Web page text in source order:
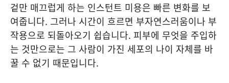
겉만 매끄럽게 하는 인스턴트 미용은 빠른 변화를 보
여줍니다. 그러나 시간이 흐르면 부자연스러움이나 부
작용으로 되돌아오기 쉽습니다. 피부에 무엇을 주입하
는 것만으로는 그 사람이 가진 세포의 나이 자체를 바
꿀 수 없기 때문입니다.